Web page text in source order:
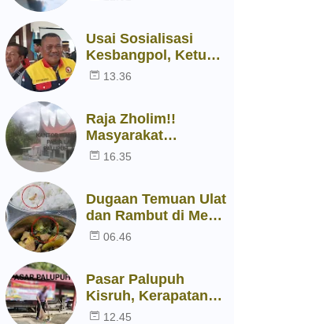
Usai Sosialisasi
Kesbangpol, Ketua
RGAN Limapuluh
Pemerintah
13.36
Raja Zholim!!
Masyarakat
Kelaparan, Diduga
Untuk Keperluan
Lain
16.35
Dugaan Temuan Ulat
dan Rambut di Menu
MBG, SPPG Palupuh
06.46
Pasar Palupuh
Kisruh, Kerapatan
Adat Nagari (KAN)
12.45